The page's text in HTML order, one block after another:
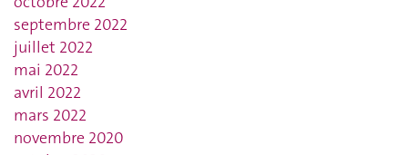
septembre 2022
juillet 2022
mai 2022
avril 2022
mars 2022
novembre 2020